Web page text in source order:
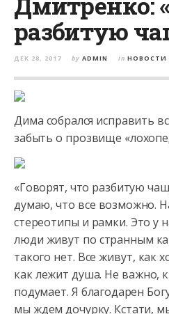
разбитую
ДЕК 28, 2017 by ADMIN in НОВОСТИ
Дима собрался исправить
забыть о прозвище
«Говорят, что разбитую
думаю, что все возможно.
стереотипы и рамки. Это у
люди живут по странным
такого нет. Все живут, как
как лежит душа. Не важно,
подумает. Я благодарен
мы ждем дочурку. Кстати,